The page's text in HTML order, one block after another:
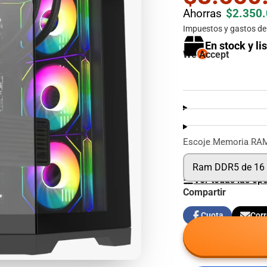
Ahorras
Impuestos y gastos
En stock y
We Accept
Escoje Memoria
Ram DDR5 de
Ver todas las
Compartir
Cuota
Compartir
Se
una